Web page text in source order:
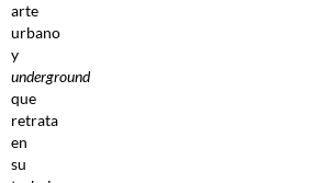
arte
urbano
y
underground
que
retrata
en
su